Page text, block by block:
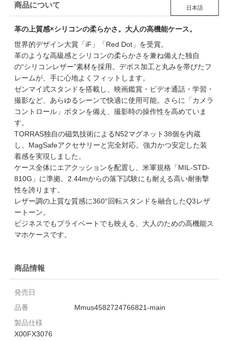
商品について 日本語
革の上質感×シリコンの柔らかさ。大人の高機能ケース。
世界的デザイン大賞「iF」「Red Dot」を受賞。
革のような高級感とシリコンの柔らかさを兼ね備えた独自
の“シリコンレザー”素材を採用。デボス加工と丸みを帯びたフ
レームが、手に心地よくフィットします。
ゼンマイ式スタンドを搭載し、映画鑑賞・ビデオ通話・学習・
撮影など、あらゆるシーンで快適に使用可能。さらに「カメラ
コントロール」ボタンを備え、撮影時の操作性を高めていま
す。
TORRAS独自の磁気技術によるN52マグネット38個を内蔵
し、MagSafeアクセサリーと完全対応。強力かつ安定した装
着感を実現しました。
ケース全体にエアクッションを配置し、米軍規格「MIL-STD-
810G」に準拠。2.44mからの落下試験にも耐える高い耐衝撃
性を誇ります。
レザー調の上質な質感に360°回転スタンドを融合したQ3レザ
ートーン。
ビジネスでもプライベートでも映える、大人のための高機能ス
マホケースです。
商品情報
発売日
品番
Mmus4582724766821-main
製品仕様
X00FX3076